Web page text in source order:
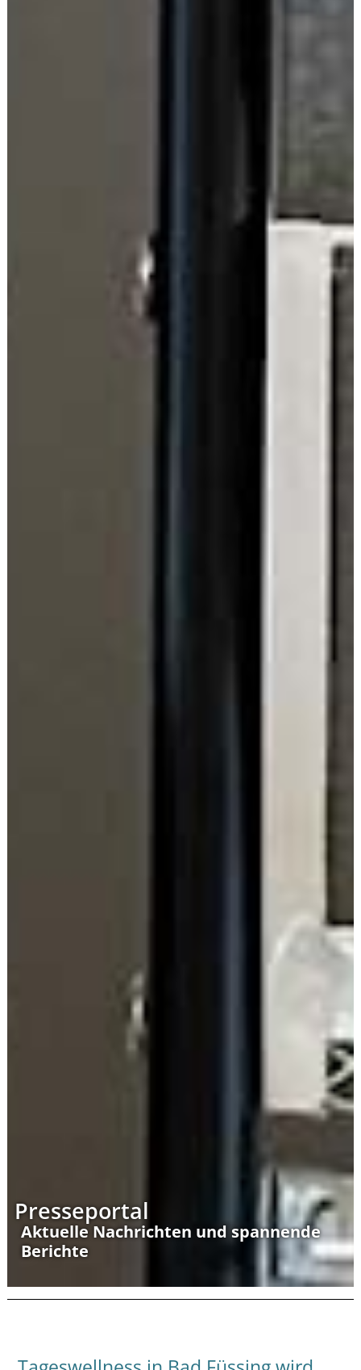
Presseportal
Aktuelle Nachrichten und spannende
Berichte